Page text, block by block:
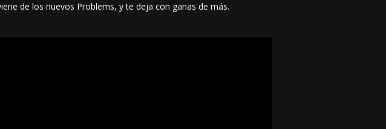
de los nuevos Problems, y te deja con ganas de más.